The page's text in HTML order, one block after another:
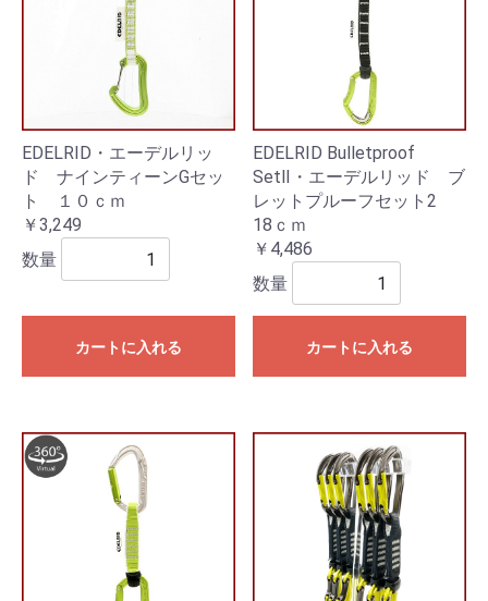
EDELRID・エーデルリッ
ド ナインティーンGセッ
ト １０ｃｍ
￥3,249
数量
カートに入れる
EDELRID Bulletproof
SetⅡ・エーデルリッド ブ
レットプルーフセット2
18ｃｍ
￥4,486
数量
カートに入れる